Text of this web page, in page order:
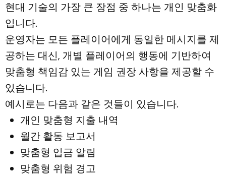
현대 기술의 가장 큰 장점 중 하나는 개인 맞춤화
입니다.
운영자는 모든 플레이어에게 동일한 메시지를 제
공하는 대신, 개별 플레이어의 행동에 기반하여
맞춤형 책임감 있는 게임 권장 사항을 제공할 수
있습니다.
예시로는 다음과 같은 것들이 있습니다.
개인 맞춤형 지출 내역
월간 활동 보고서
맞춤형 입금 알림
맞춤형 위험 경고